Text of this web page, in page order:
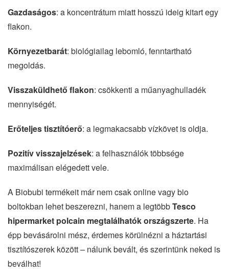
Gazdaságos: a koncentrátum miatt hosszú ideig kitart egy
flakon.
Környezetbarát: biológiailag lebomló, fenntartható
megoldás.
Visszaküldhető flakon: csökkenti a műanyaghulladék
mennyiségét.
Erőteljes tisztítóerő: a legmakacsabb vízkövet is oldja.
Pozitív visszajelzések: a felhasználók többsége
maximálisan elégedett vele.
A Biobubi termékeit már nem csak online vagy bio
boltokban lehet beszerezni, hanem a legtöbbTesco
hipermarket polcain megtalálhatók országszerte. Ha
épp bevásárolni mész, érdemes körülnézni a háztartási
tisztítószerek között – nálunk bevált, és szerintünk neked is
beválhat!